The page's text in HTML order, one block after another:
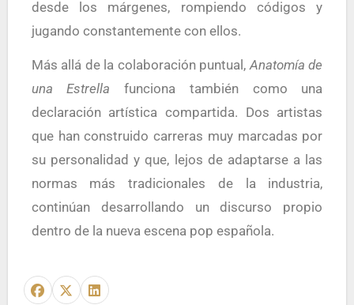
desde los márgenes, rompiendo códigos y
jugando constantemente con ellos.
Más allá de la colaboración puntual, Anatomía de
una Estrella funciona también como una
declaración artística compartida. Dos artistas
que han construido carreras muy marcadas por
su personalidad y que, lejos de adaptarse a las
normas más tradicionales de la industria,
continúan desarrollando un discurso propio
dentro de la nueva escena pop española.